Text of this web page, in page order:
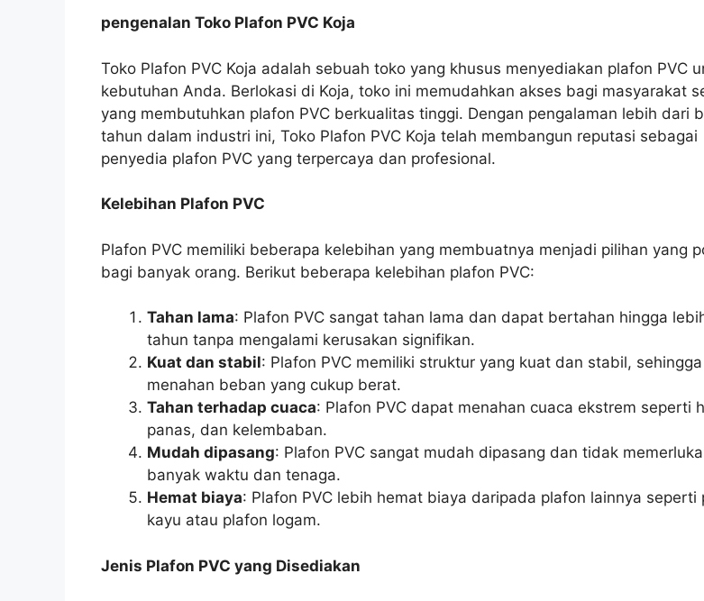
pengenalan Toko Plafon PVC Koja
Toko Plafon PVC Koja adalah sebuah toko yang khusus menyediakan plafon PVC
kebutuhan Anda. Berlokasi di Koja, toko ini memudahkan akses bagi masyarakat
yang membutuhkan plafon PVC berkualitas tinggi. Dengan pengalaman lebih dari
tahun dalam industri ini, Toko Plafon PVC Koja telah membangun reputasi sebagai
penyedia plafon PVC yang terpercaya dan profesional.
Kelebihan Plafon PVC
Plafon PVC memiliki beberapa kelebihan yang membuatnya menjadi pilihan yang
bagi banyak orang. Berikut beberapa kelebihan plafon PVC:
Tahan lama: Plafon PVC sangat tahan lama dan dapat bertahan hingga
tahun tanpa mengalami kerusakan signifikan.
Kuat dan stabil: Plafon PVC memiliki struktur yang kuat dan stabil,
menahan beban yang cukup berat.
Tahan terhadap cuaca: Plafon PVC dapat menahan cuaca ekstrem seperti
panas, dan kelembaban.
Mudah dipasang: Plafon PVC sangat mudah dipasang dan tidak
banyak waktu dan tenaga.
Hemat biaya: Plafon PVC lebih hemat biaya daripada plafon lainnya seperti
kayu atau plafon logam.
Jenis Plafon PVC yang Disediakan